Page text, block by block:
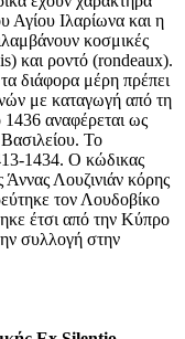
Αγίου Ιλαρίωνα και η
κοσμικές
και ροντό (rondeaux).
διάφορα μέρη πρέπει
με καταγωγή από τη
αναφέρεται ως
Το
1434. Ο κώδικας
Άννας Λουζινιάν κόρης
τον Λουδοβίκο
έτσι από την Κύπρο
συλλογή στην